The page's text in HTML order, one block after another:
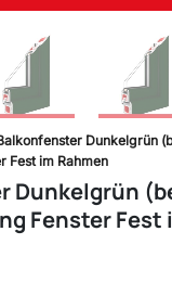
Dunkelgrün
Fest im Rahmen
Dunkelgrün
Fenster Fest